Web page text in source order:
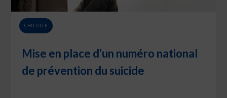
CHU LILLE
Mise en place d’un numéro national
de prévention du suicide